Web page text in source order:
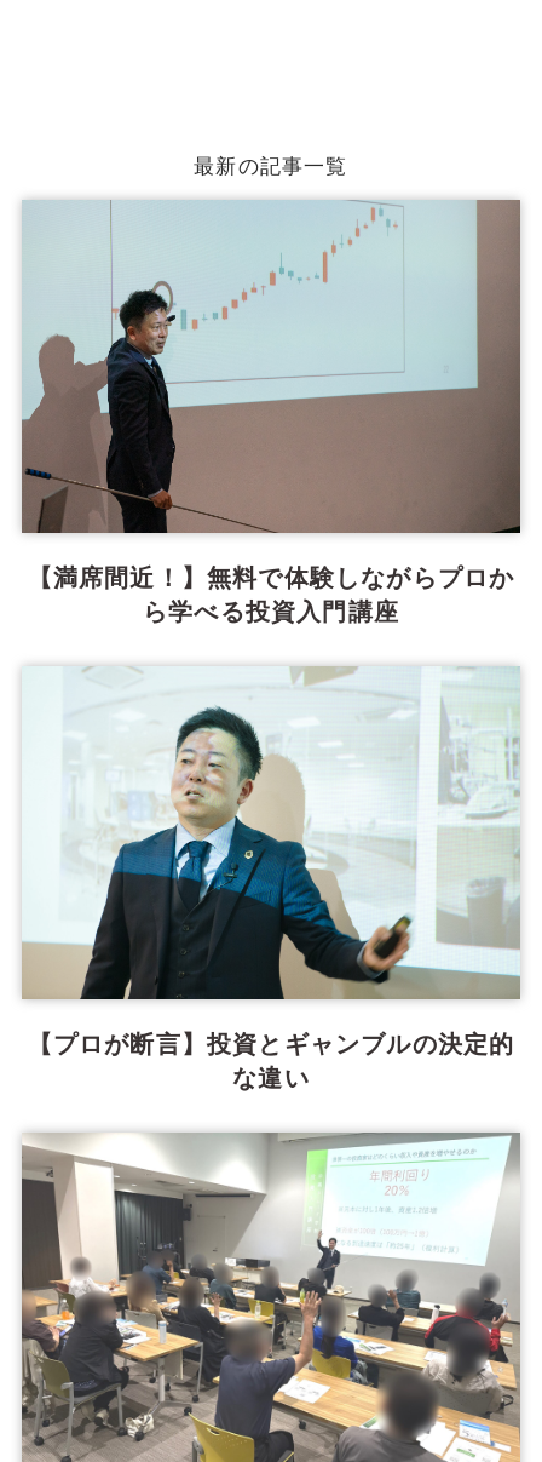
最新の記事一覧
【満席間近！】無料で体験しながらプロか
ら学べる投資入門講座
【プロが断言】投資とギャンブルの決定的
な違い